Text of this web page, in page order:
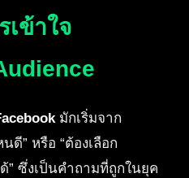
เข้าใจ
มักเริ่มจาก
ดี” หรือ “ต้องเลือก
” ซึ่งเป็นคำถามที่ถูกในยุค